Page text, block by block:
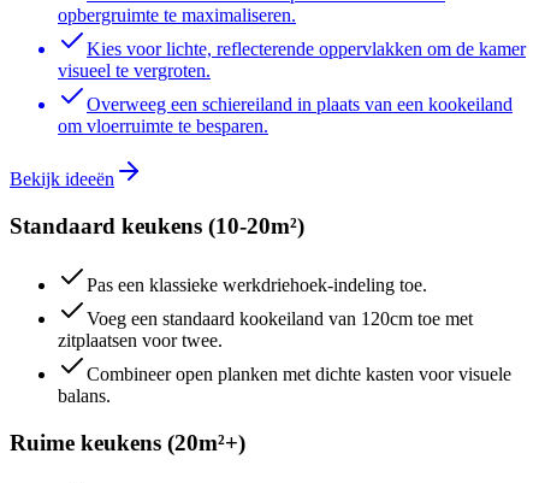
opbergruimte te maximaliseren.
Kies voor lichte, reflecterende oppervlakken om de kamer
visueel te vergroten.
Overweeg een schiereiland in plaats van een kookeiland
om vloerruimte te besparen.
Bekijk ideeën
Standaard keukens (10-20m²)
Pas een klassieke werkdriehoek-indeling toe.
Voeg een standaard kookeiland van 120cm toe met
zitplaatsen voor twee.
Combineer open planken met dichte kasten voor visuele
balans.
Ruime keukens (20m²+)